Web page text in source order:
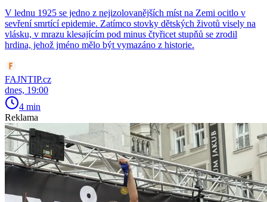
V lednu 1925 se jedno z nejizolovanějších míst na Zemi ocitlo v
sevření smrtící epidemie. Zatímco stovky dětských životů visely na
vlásku, v mrazu klesajícím pod minus čtyřicet stupňů se zrodil
hrdina, jehož jméno mělo být vymazáno z historie.
FAJNTIP.cz
dnes, 19:00
4 min
Reklama